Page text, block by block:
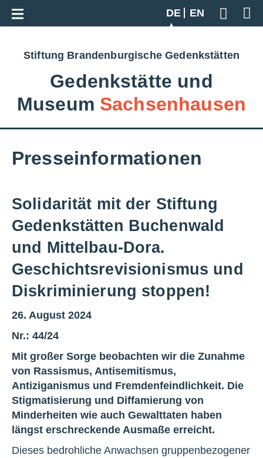
DE
EN
Geben
Zur Gesamtübersicht
Stiftung Brandenburgische Gedenkstätten
Gedenkstätte und
Museum Sachsenhausen
Presseinformationen
Solidarität mit der Stiftung
Gedenkstätten Buchenwald
und Mittelbau-Dora.
Geschichtsrevisionismus und
Diskriminierung stoppen!
26. August 2024
Nr.: 44/24
Mit großer Sorge beobachten wir die Zunahme
von Rassismus, Antisemitismus,
Antiziganismus und Fremdenfeindlichkeit. Die
Stigmatisierung und Diffamierung von
Minderheiten wie auch Gewalttaten haben
längst erschreckende Ausmaße erreicht.
Dieses bedrohliche Anwachsen gruppenbezogener